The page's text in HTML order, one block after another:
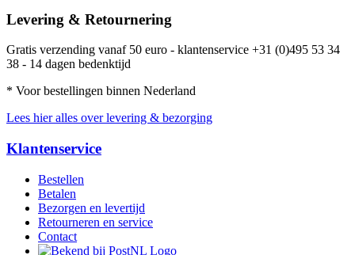
Levering & Retournering
Gratis verzending vanaf 50 euro - klantenservice +31 (0)495 53 34
38 - 14 dagen bedenktijd
* Voor bestellingen binnen Nederland
Lees hier alles over levering & bezorging
Klantenservice
Bestellen
Betalen
Bezorgen en levertijd
Retourneren en service
Contact